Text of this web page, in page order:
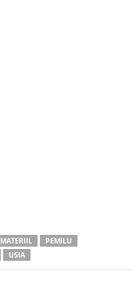
MATERIIL
PEMILU
USIA